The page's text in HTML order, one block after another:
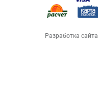
Разработка сайта